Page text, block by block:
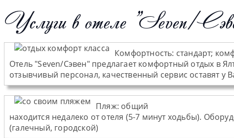
Услуги в отеле "Seven/
Комфортность: стандарт;
Отель "Seven/Сэвен" предлагает комфортный отдых в
отзывчивый персонал, качественный сервис оставят у
Пляж: общий
находится недалеко от отеля (5-7 минут ходьбы).
(галечный, городской)